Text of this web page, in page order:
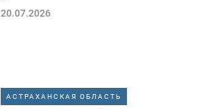
20.07.2026
АСТРАХАНСКАЯ ОБЛАСТЬ